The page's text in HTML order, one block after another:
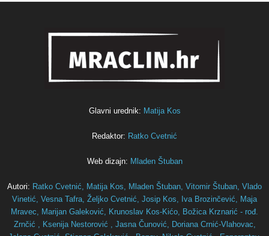
Glavni urednik: Matija Kos
Redaktor: Ratko Cvetnić
Web dizajn: Mladen Štuban
Autori: Ratko Cvetnić, Matija Kos, Mladen Štuban, Vitomir Štuban, Vlado
Vinetić, Vesna Tafra, Željko Cvetnić, Josip Kos, Iva Brozinčević,
Maja
Mravec, Marijan Galeković, Krunoslav Kos-Kićo, Božica Krznarić - rođ.
Zrnčić , Ksenija Nestorović , Jasna Čunović, Doriana Crnić-Vlahovac,